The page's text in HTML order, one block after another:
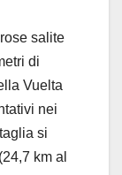
salite
di
Vuelta
nei
si
km al